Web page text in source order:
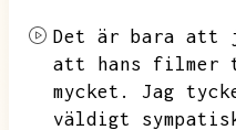
Det är bara att
att hans
mycket.
Jag
väldigt